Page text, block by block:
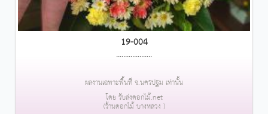
19-004
....................
ผลงานเฉพาะพื้นที่ จ.นครปฐม เท่านั้น
โดย รับส่งดอกไม้.net
(ร้านดอกไม้ บางหลวง )